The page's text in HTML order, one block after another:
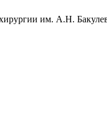
им. А.Н.